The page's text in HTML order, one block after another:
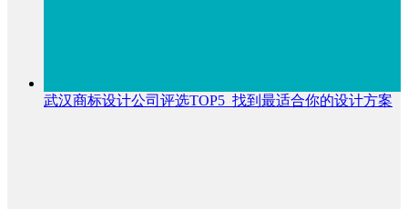
武汉商标设计公司评选TOP5_找到最适合你的设计方案